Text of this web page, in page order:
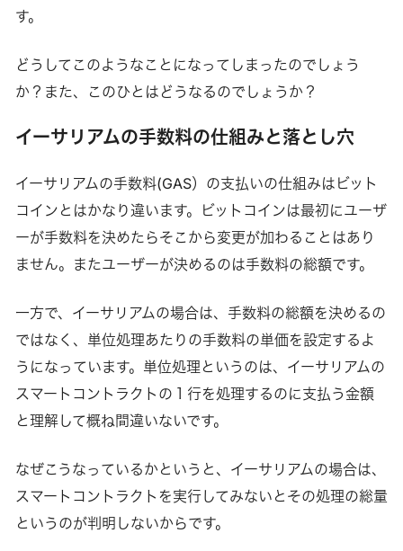
す。
どうしてこのようなことになってしまったのでしょう
か？また、このひとはどうなるのでしょうか？
イーサリアムの手数料の仕組みと落とし穴
イーサリアムの手数料(GAS）の支払いの仕組みはビット
コインとはかなり違います。ビットコインは最初にユーザ
ーが手数料を決めたらそこから変更が加わることはあり
ません。またユーザーが決めるのは手数料の総額です。
一方で、イーサリアムの場合は、手数料の総額を決めるの
ではなく、単位処理あたりの手数料の単価を設定するよ
うになっています。単位処理というのは、イーサリアムの
スマートコントラクトの１行を処理するのに支払う金額
と理解して概ね間違いないです。
なぜこうなっているかというと、イーサリアムの場合は、
スマートコントラクトを実行してみないとその処理の総量
というのが判明しないからです。